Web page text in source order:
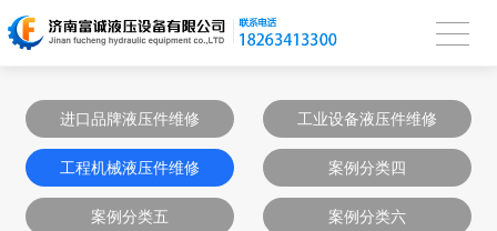
进口品牌液压件维修 工业设备液压件维修
工程机械液压件维修 案例分类四
案例分类五 案例分类六